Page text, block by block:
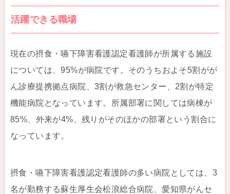
活躍できる職場
現在の摂食・嚥下障害看護認定看護師が所属する施設
については、95%が病院です。そのうちおよそ5割がが
ん診療提携拠点病院、3割が救急センター、2割が特定
機能病院となっています。所属部署に関しては病棟が
85%、外来が4%、残りがそのほかの部署という割合に
なっています。
摂食・嚥下障害看護認定看護師の多い病院としては、3
名が勤務する蘇生厚生会松浪総合病院、愛知県がんセ